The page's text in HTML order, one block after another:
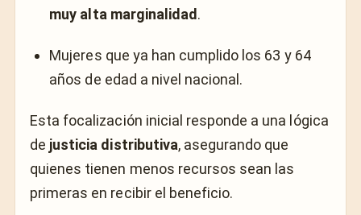
muy alta marginalidad.
Mujeres que ya han cumplido los 63 y 64
años de edad a nivel nacional.
Esta focalización inicial responde a una lógica
de justicia distributiva, asegurando que
quienes tienen menos recursos sean las
primeras en recibir el beneficio.